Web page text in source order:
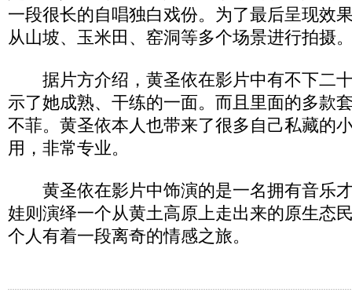
一段很长的自唱独白戏份。为了最后呈现效
从山坡、玉米田、窑洞等多个场景进行拍摄
据片方介绍，黄圣依在影片中有不下二
示了她成熟、干练的一面。而且里面的多款
不菲。黄圣依本人也带来了很多自己私藏的
用，非常专业。
黄圣依在影片中饰演的是一名拥有音乐
娃则演绎一个从黄土高原上走出来的原生态
个人有着一段离奇的情感之旅。